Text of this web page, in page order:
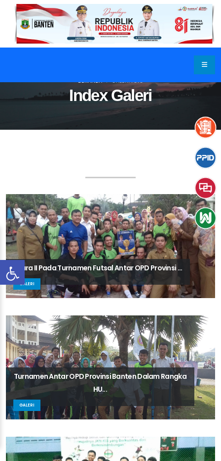
Index Galeri
BERANDA GALERI FOTO
Juara II Pada Turnamen Futsal Antar OPD Provinsi ...
GALERI
Turnamen Antar OPD Provinsi Banten Dalam Rangka
HU...
GALERI